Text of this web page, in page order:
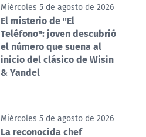
Miércoles 5 de agosto de 2026
El misterio de "El
Teléfono": joven descubrió
el número que suena al
inicio del clásico de Wisin
& Yandel
Miércoles 5 de agosto de 2026
La reconocida chef